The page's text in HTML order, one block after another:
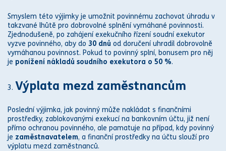
Smyslem této výjimky je umožnit povinnému zachovat úhradu v
takzvané lhůtě pro dobrovolné splnění vymáhané povinnosti.
Zjednodušeně, po zahájení exekučního řízenísoudníexekutor
vyzve povinného, aby do 30 dnů od doručení uhradil dobrovolně
vymáhanou povinnost. Pokud to povinný splní, bonusem pro něj
je ponížení nákladů soudního exekutora o 50 %.
Výplata mezd zaměstnancům
Poslední výjimka, jak povinný může nakládat s finančními
prostředky, zablokovanými exekucína bankovním účtu, již není
přímo ochranou povinného, ale pamatuje na případ, kdy povinný
je zaměstnavatelem, a finanční prostředky na účtu slouží pro
výplatu mezd zaměstnanců.